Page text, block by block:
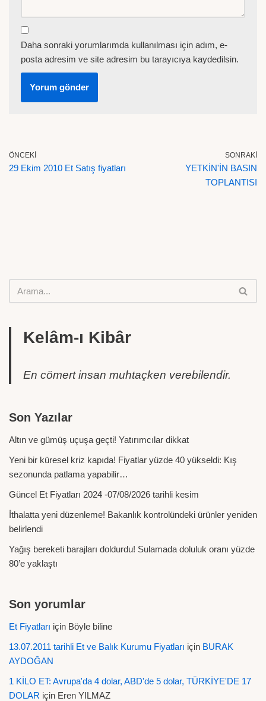
Daha sonraki yorumlarımda kullanılması için adım, e-
posta adresim ve site adresim bu tarayıcıya kaydedilsin.
ÖNCEKI
29 Ekim 2010 Et Satış fiyatları
SONRAKI
YETKİN'İN BASIN
TOPLANTISI
Kelâm-ı Kibâr
En cömert insan muhtaçken verebilendir.
Son Yazılar
Altın ve gümüş uçuşa geçti! Yatırımcılar dikkat
Yeni bir küresel kriz kapıda! Fiyatlar yüzde 40 yükseldi: Kış
sezonunda patlama yapabilir…
Güncel Et Fiyatları 2024 -07/08/2026 tarihli kesim
İthalatta yeni düzenleme! Bakanlık kontrolündeki ürünler yeniden
belirlendi
Yağış bereketi barajları doldurdu! Sulamada doluluk oranı yüzde
80’e yaklaştı
Son yorumlar
Et Fiyatları için Böyle biline
13.07.2011 tarihli Et ve Balık Kurumu Fiyatları için BURAK
AYDOĞAN
1 KİLO ET: Avrupa'da 4 dolar, ABD'de 5 dolar, TÜRKİYE'DE 17
DOLAR için Eren YILMAZ